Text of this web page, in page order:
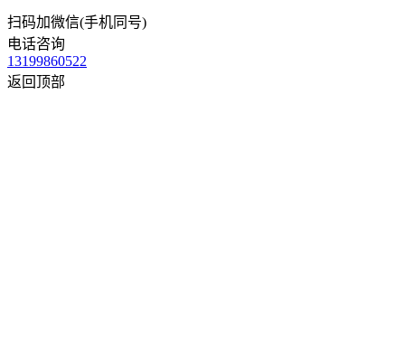
扫码加微信(手机同号)
电话咨询
13199860522
返回顶部